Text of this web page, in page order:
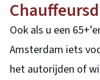
Ook als u een
Amsterdam iets
het autorijden of